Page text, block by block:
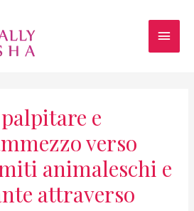
e
verso
animaleschi e
attraverso